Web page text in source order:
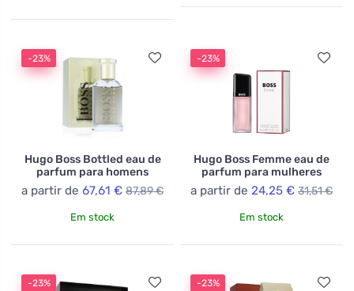
-23%
Hugo Boss Bottled eau de
parfum para homens
a partir de 67,61 € 87,89 €
Em stock
-23%
Hugo Boss Femme eau de
parfum para mulheres
a partir de 24,25 € 31,51 €
Em stock
-23% -23%